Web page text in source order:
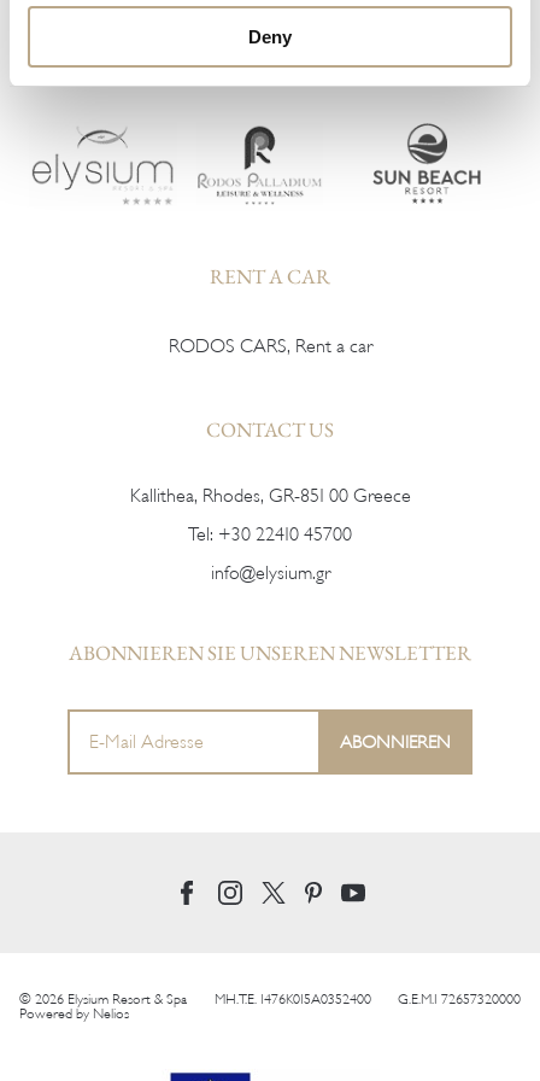
Deny
HARMONY RESORTS HOTELS
RENT A CAR
RODOS CARS, Rent a car
CONTACT US
Kallithea, Rhodes, GR-851 00 Greece
Tel: +30 22410 45700
info@elysium.gr
ABONNIEREN SIE UNSEREN NEWSLETTER
© 2026 Elysium Resort & Spa MH.T.E. 1476K015A0352400
G.E.M.I 72657320000
Powered by Nelios